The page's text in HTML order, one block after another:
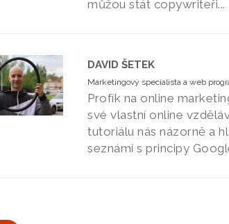
můžou stát copywriteři...
DAVID ŠETEK
Marketingový specialista a web
Profík na online
své vlastní online
tutoriálu nás názorně a
seznámí s principy